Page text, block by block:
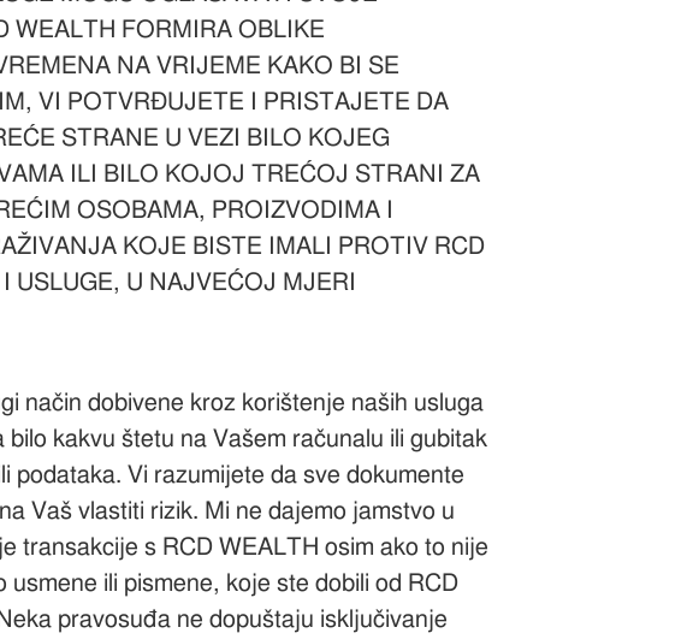
WEALTH FORMIRA OBLIKE
NA VRIJEME KAKO BI SE
VI POTVRĐUJETE I PRISTAJETE DA
STRANE U VEZI BILO KOJEG
ILI BILO KOJOJ TREĆOJ STRANI ZA
OSOBAMA, PROIZVODIMA I
KOJE BISTE IMALI PROTIV RCD
USLUGE, U NAJVEĆOJ MJERI
način dobivene kroz korištenje naših usluga
kakvu štetu na Vašem računalu ili gubitak
podataka. Vi razumijete da sve dokumente
Vaš vlastiti rizik. Mi ne dajemo jamstvo u
transakcije s RCD WEALTH osim ako to nije
ili pismene, koje ste dobili od RCD
pravosuđa ne dopuštaju isključivanje